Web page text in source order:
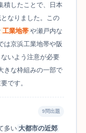
積したことで、日本
なりました。この
工業地帯 や瀬戸内な
は京浜工業地帯や阪
いよう注意が必要
きな枠組みの一部で
です。
9問出題
多い 大都市の近郊